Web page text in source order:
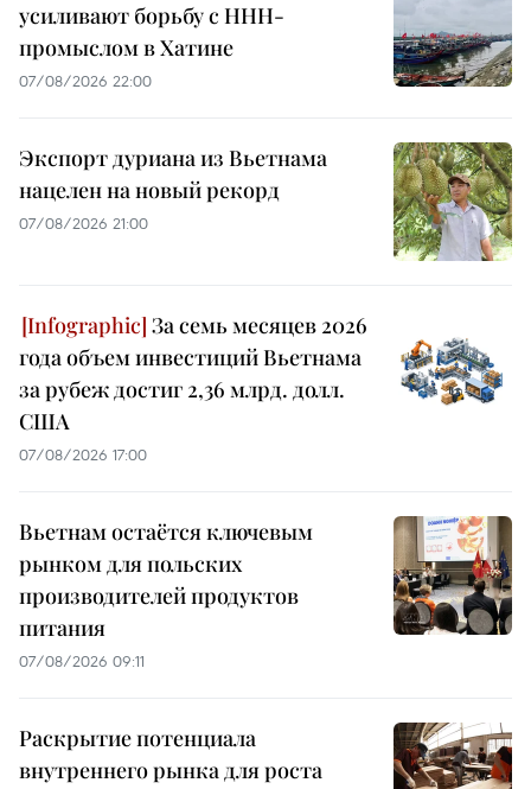
усиливают борьбу с ННН-
промыслом в Хатине
07/08/2026 22:00
Экспорт дуриана из Вьетнама
нацелен на новый рекорд
07/08/2026 21:00
За семь месяцев 2026
года объем инвестиций Вьетнама
за рубеж достиг 2,36 млрд. долл.
США
07/08/2026 17:00
Вьетнам остаётся ключевым
рынком для польских
производителей продуктов
питания
07/08/2026 09:11
Раскрытие потенциала
внутреннего рынка для роста